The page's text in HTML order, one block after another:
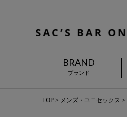
BRAND
ブランド
TOP メンズ・ユニセックス